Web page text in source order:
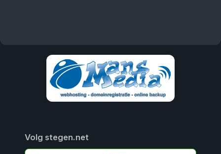
Volg stegen.net